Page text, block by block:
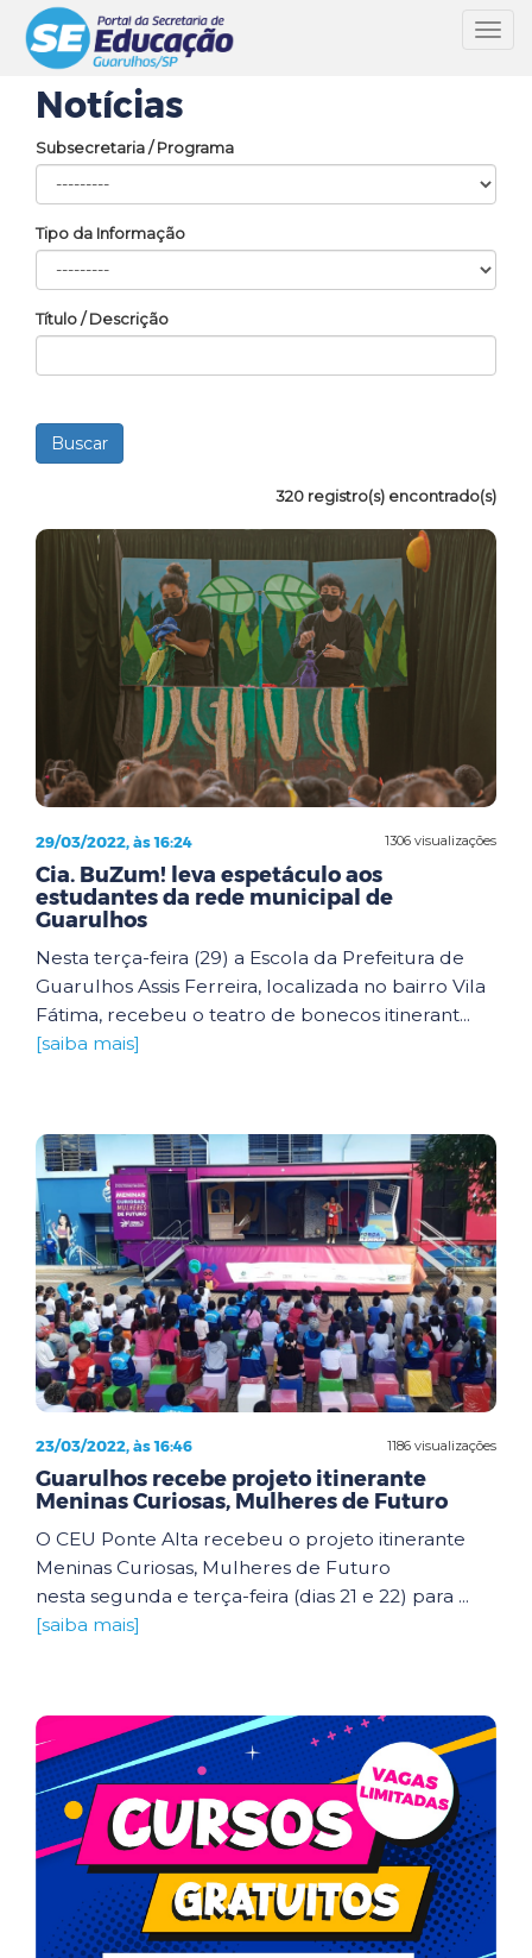
Notícias
Subsecretaria / Programa
Tipo da Informação
Título / Descrição
320 registro(s) encontrado(s)
1306 visualizações
29/03/2022, às 16:24
Cia. BuZum! leva espetáculo aos
estudantes da rede municipal de
Guarulhos
Nesta terça-feira (29) a Escola da Prefeitura de
Guarulhos Assis Ferreira, localizada no bairro Vila
Fátima, recebeu o teatro de bonecos itinerant...
[saiba mais]
1186 visualizações
23/03/2022, às 16:46
Guarulhos recebe projeto itinerante
Meninas Curiosas, Mulheres de Futuro
O CEU Ponte Alta recebeu o projeto itinerante
Meninas Curiosas, Mulheres de Futuro
nesta segunda e terça-feira (dias 21 e 22) para ...
[saiba mais]